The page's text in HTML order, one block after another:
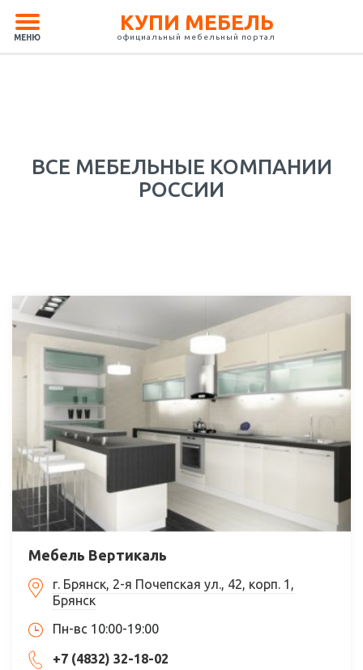
МЕНЮ
КУПИ МЕБЕЛЬ
официальный мебельный портал
ВСЕ МЕБЕЛЬНЫЕ КОМПАНИИ
РОССИИ
Мебель Вертикаль
г. Брянск, 2-я Почепская ул., 42, корп. 1,
Брянск
Пн-вс 10:00-19:00
+7 (4832) 32-18-02